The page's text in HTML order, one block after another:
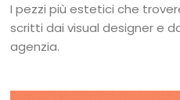
I pezzi più estetici che
scritti dai visual designer e
agenzia.